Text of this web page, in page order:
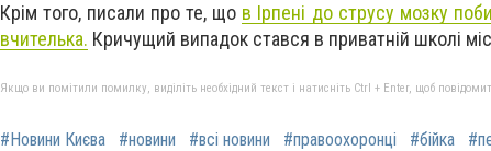
Крім того, писали про те, що в Ірпені до струсу мозку
вчителька. Кричущий випадок стався в приватній школі
Якщо ви помітили помилку, виділіть необхідний текст і натисніть Ctrl + Enter, щоб
#Новини Києва #новини #всі новини #правоохоронці #бійка